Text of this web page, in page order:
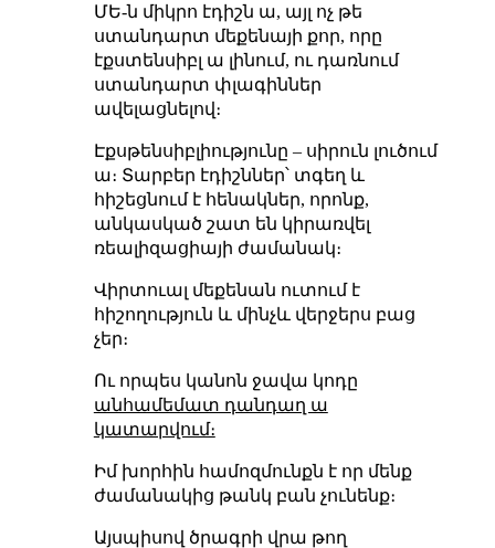
ՄԵ-ն միկրո էդիշն ա, այլ ոչ թե
ստանդարտ մեքենայի քոր, որը
էքստենսիբլ ա լինում, ու դառնում
ստանդարտ փլագիններ
ավելացնելով։
Էքսթենսիբլիությունը – սիրուն լուծում
ա։ Տարբեր էդիշններ՝ տգեղ և
հիշեցնում է հենակներ, որոնք,
անկասկած շատ են կիրառվել
ռեալիզացիայի ժամանակ։
Վիրտուալ մեքենան ուտում է
հիշողություն և մինչև վերջերս բաց
չեր։
Ու որպես կանոն ջավա կոդը
անհամեմատ դանդաղ ա
կատարվում։
Իմ խորհին համոզմունքն է որ մենք
ժամանակից թանկ բան չունենք։
Այսպիսով ծրագրի վրա թող